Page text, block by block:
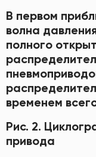
В первом
волна
полного
временем
Рис. 2.
привода